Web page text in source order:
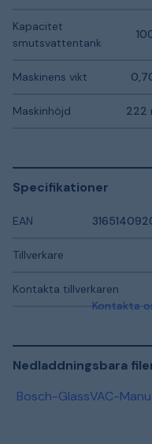
Kapacitet
smutsvattentank
Maskinens vikt
Maskinhöjd 222
Specifikationer
EAN
Tillverkare
Kontakta tillverkaren
Kontakta
Nedladdningsbara
Bosch-GlassVAC-